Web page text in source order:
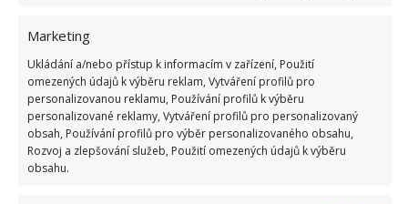
Marketing
Ukládání a/nebo přístup k informacím v zařízení, Použití
omezených údajů k výběru reklam, Vytváření profilů pro
personalizovanou reklamu, Používání profilů k výběru
personalizované reklamy, Vytváření profilů pro personalizovaný
obsah, Používání profilů pro výběr personalizovaného obsahu,
Rozvoj a zlepšování služeb, Použití omezených údajů k výběru
obsahu.
boritou pro lepší účinek. Výslednou směs rozložte
do misek a umístěte je na místa, kudy mravenci
často prochází.
Prevence se vyplatí nejvíc
Tyto tradiční metody, jak se zbavit mravenců v